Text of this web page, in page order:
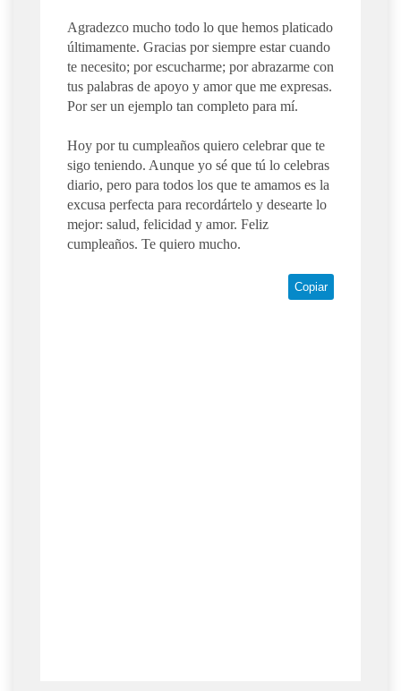
Agradezco mucho todo lo que hemos platicado
últimamente. Gracias por siempre estar cuando
te necesito; por escucharme; por abrazarme con
tus palabras de apoyo y amor que me expresas.
Por ser un ejemplo tan completo para mí.
Hoy por tu cumpleaños quiero celebrar que te
sigo teniendo. Aunque yo sé que tú lo celebras
diario, pero para todos los que te amamos es la
excusa perfecta para recordártelo y desearte lo
mejor: salud, felicidad y amor. Feliz
cumpleaños. Te quiero mucho.
Copiar